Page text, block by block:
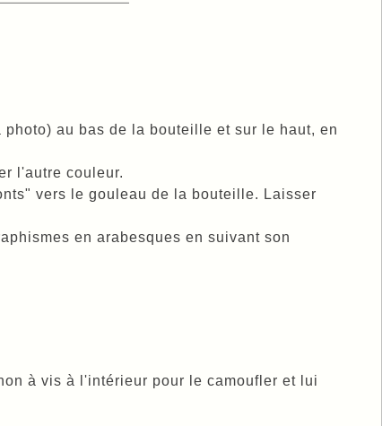
au bas de la bouteille et sur le haut, en
l'autre couleur.
vers le gouleau de la bouteille. Laisser
en arabesques en suivant son
à vis à l'intérieur pour le camoufler et lui